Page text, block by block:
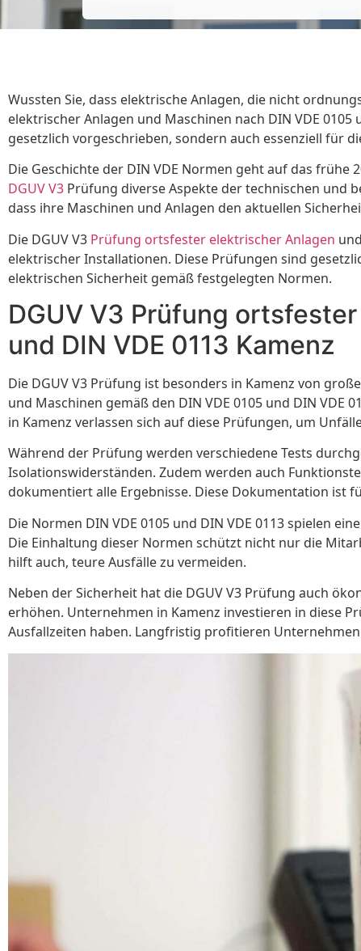
Wussten Sie, dass elektrische Anlagen, die nicht
elektrischer Anlagen und Maschinen nach DIN VDE
gesetzlich vorgeschrieben, sondern auch essenziell für
Die Geschichte der DIN VDE Normen geht auf das
DGUV V3 Prüfung diverse Aspekte der technischen und
dass ihre Maschinen und Anlagen den aktuellen
Die DGUV V3 Prüfung ortsfester elektrischer Anlagen
elektrischer Installationen. Diese Prüfungen sind
elektrischen Sicherheit gemäß festgelegten Normen.
DGUV V3 Prüfung
und DIN VDE 0113 Kamenz
Die DGUV V3 Prüfung ist besonders in Kamenz von
und Maschinen gemäß den DIN VDE 0105 und DIN
in Kamenz verlassen sich auf diese Prüfungen, um
Während der Prüfung werden verschiedene Tests
Isolationswiderständen. Zudem werden auch
dokumentiert alle Ergebnisse. Diese Dokumentation ist
Die Normen DIN VDE 0105 und DIN VDE 0113 spielen
Die Einhaltung dieser Normen schützt nicht nur die
hilft auch, teure Ausfälle zu vermeiden.
Neben der Sicherheit hat die DGUV V3 Prüfung auch
erhöhen. Unternehmen in Kamenz investieren in diese
Ausfallzeiten haben. Langfristig profitieren